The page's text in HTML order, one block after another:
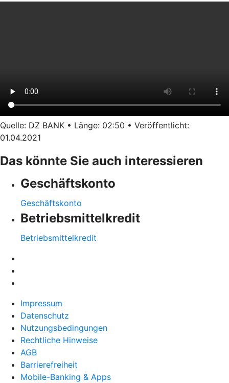
Quelle: DZ BANK • Länge: 02:50 • Veröffentlicht:
01.04.2021
Das könnte Sie auch interessieren
Geschäftskonto
Geschäftskonto
Betriebsmittelkredit
Betriebsmittelkredit
Impressum
Datenschutz
Nutzungsbedingungen
Rechtliche Hinweise
AGB
Barrierefreiheit
Mobile-Banking & Apps